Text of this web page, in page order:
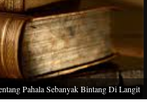
Pahala Sebanyak Bintang Di Langit